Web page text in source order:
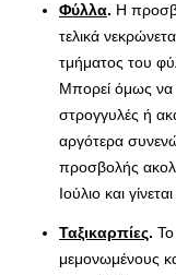
Φύλλα. Η
τελικά
τμήματος του
Μπορεί όμως να
στρογγυλές ή
αργότερα
προσβολής
Ιούλιο και
Ταξικαρπίες.
μεμονωμένους